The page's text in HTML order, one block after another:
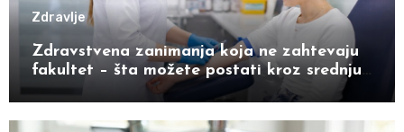
Zdravlje
Zdravstvena zanimanja koja ne zahtevaju
fakultet – šta možete postati kroz srednju
školu